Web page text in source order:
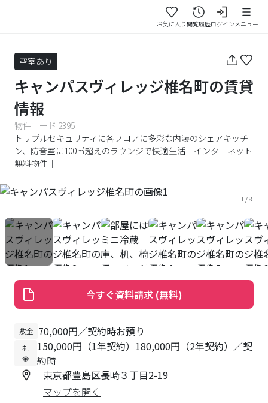
お気に入り閲覧履歴ログインメニュー
空室あり
キャンパスヴィレッジ椎名町の賃貸
情報
物件コード 2395
トリプルセキュリティに各フロアに多彩な内装のシェアキッチ
ン、防音室に100㎡超えのラウンジで快適生活｜インターネット
無料物件｜
敷金 70,000円／契約時お預り
礼
金
150,000円（1年契約）180,000円（2年契約）／契
約時
東京都豊島区長崎３丁目2-19
マップを開く
1 /8
今すぐ資料請求 (無料)